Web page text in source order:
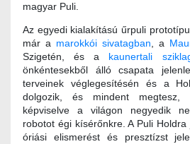
magyar Puli.
Az egyedi kialakítású űrpuli
már a marokkói sivatagban, a
Szigetén, és a kaunertali
önkéntesekből álló csapata
terveinek véglegesítésén és a
dolgozik, és mindent megtesz,
képviselve a világon negyedik
robotot égi kísérőnkre. A Puli
óriási elismerést és presztízst